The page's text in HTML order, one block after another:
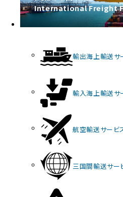
輸出海上輸送サ
輸入海上輸送サ
航空輸送サービ
三国間輸送サー